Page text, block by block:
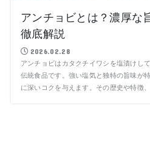
アンチョビとは？濃厚な
徹底解説
2026.02.28
アンチョビはカタクチイワシを塩漬けし
伝統食品です。強い塩気と独特の旨味が
に深いコクを与えます。その歴史や特徴